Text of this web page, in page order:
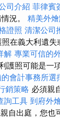
司介紹 菲律賓
況。 精美外
證照 清潔公司
在義大利遺
解 專業可信的
護照可能是一
會計事務所選
銷策略 必須親
詢工具 到府外
自出庭，您也